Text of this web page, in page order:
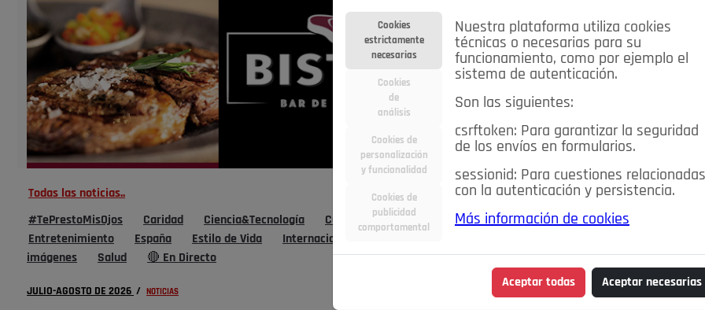
Todas las noticias..
#TePrestoMisOjos Caridad Ciencia&Tecnología Cultura Deportes Economía
Educación
Entretenimiento
España Estilo de Vida Internacional
imágenes
Salud 🔴 En Directo
JULIO-AGOSTO DE 2026 / NOTICIAS
Cookies
estrictamente
necesarias
Cookies
de
análisis
Cookies de
personalización
y funcionalidad
Cookies de
publicidad
comportamental
Nuestra plataforma utiliza cookies
técnicas o necesarias para su
funcionamiento, como por ejemplo el
sistema de autenticación.
Son las siguientes:
csrftoken: Para garantizar la seguridad
de los envíos en formularios.
sessionid: Para cuestiones relacionadas
con la autenticación y persistencia.
Más información de cookies
Aceptar todas Aceptar necesarias